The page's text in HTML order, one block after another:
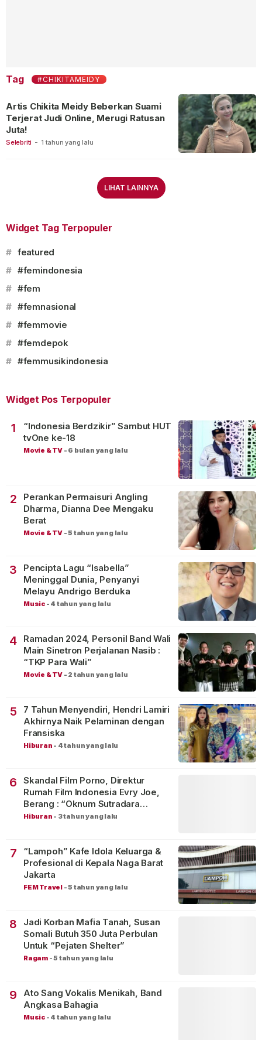
Tag #CHIKITAMEIDY
Selebriti - 1 tahun yang lalu
Artis Chikita Meidy Beberkan Suami
Terjerat Judi Online, Merugi Ratusan
Juta!
LIHAT LAINNYA
Widget Tag Terpopuler
# featured
# #femindonesia
# #fem
# #femnasional
# #femmovie
# #femdepok
# #femmusikindonesia
Widget Pos Terpopuler
1
“Indonesia Berdzikir” Sambut HUT
tvOne ke-18
Movie & TV - 6 bulan yang lalu
2
Perankan Permaisuri Angling
Dharma, Dianna Dee Mengaku
Berat
Movie & TV -5 tahun yang lalu
3
Pencipta Lagu “Isabella”
Meninggal Dunia, Penyanyi
Melayu Andrigo Berduka
Music - 4 tahun yang lalu
4
Ramadan 2024, Personil Band Wali
Main Sinetron Perjalanan Nasib :
“TKP Para Wali”
Movie & TV - 2 tahun yang lalu
5
7 Tahun Menyendiri, Hendri Lamiri
Akhirnya Naik Pelaminan dengan
Fransiska
Hiburan - 4 tahun yang lalu
6
Skandal Film Porno, Direktur
Rumah Film Indonesia Evry Joe,
Berang : “Oknum Sutradara
Merusak Perfilman Indonesia”!
Hiburan - 3 tahun yang lalu
7
“Lampoh” Kafe Idola Keluarga &
Profesional di Kepala Naga Barat
Jakarta
FEM Travel -5 tahun yang lalu
8
Jadi Korban Mafia Tanah, Susan
Somali Butuh 350 Juta Perbulan
Untuk “Pejaten Shelter”
Ragam -5 tahun yang lalu
9
Ato Sang Vokalis Menikah, Band
Angkasa Bahagia
Music - 4 tahun yang lalu